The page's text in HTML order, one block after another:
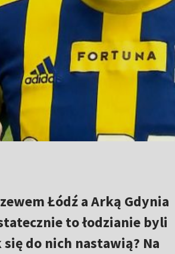
Łódź a Arką Gdynia
to łodzianie byli
do nich nastawią? Na